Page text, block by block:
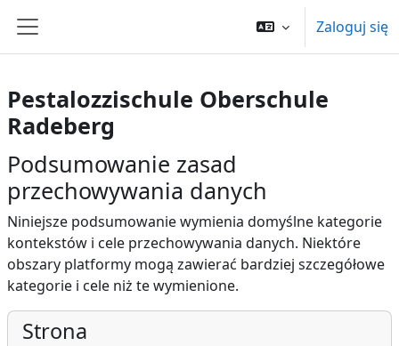
Panel boczny
Zaloguj się
Pestalozzischule Oberschule
Radeberg
Podsumowanie zasad
przechowywania danych
Niniejsze podsumowanie wymienia domyślne kategorie
kontekstów i cele przechowywania danych. Niektóre
obszary platformy mogą zawierać bardziej szczegółowe
kategorie i cele niż te wymienione.
Strona